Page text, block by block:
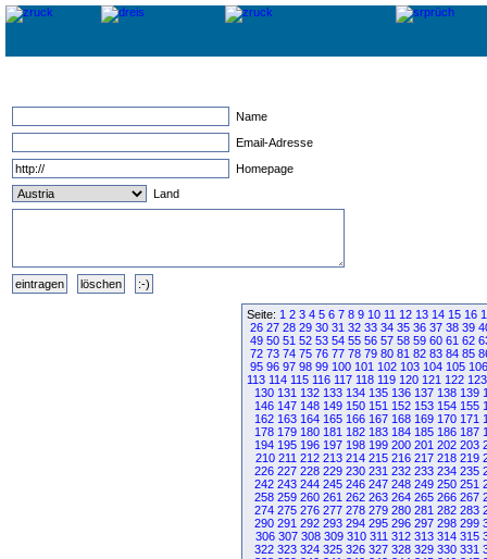
Name
Email-Adresse
Homepage
Land
Seite: 1 2 3 4 5 6 7 8 9 10 11 12 13 14 15 16
26 27 28 29 30 31 32 33 34 35 36 37 38 39
49 50 51 52 53 54 55 56 57 58 59 60 61 62
72 73 74 75 76 77 78 79 80 81 82 83 84 85
95 96 97 98 99 100 101 102 103 104 105 106
113 114 115 116 117 118 119 120 121 122 123
130 131 132 133 134 135 136 137 138 139
146 147 148 149 150 151 152 153 154 155
162 163 164 165 166 167 168 169 170 171
178 179 180 181 182 183 184 185 186 187
194 195 196 197 198 199 200 201 202 203
210 211 212 213 214 215 216 217 218 219
226 227 228 229 230 231 232 233 234 235
242 243 244 245 246 247 248 249 250 251
258 259 260 261 262 263 264 265 266 267
274 275 276 277 278 279 280 281 282 283
290 291 292 293 294 295 296 297 298 299
306 307 308 309 310 311 312 313 314 315
322 323 324 325 326 327 328 329 330 331